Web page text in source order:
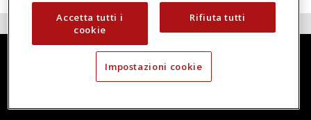
Accetta tutti i
cookie
Rifiuta tutti
Impostazioni cookie